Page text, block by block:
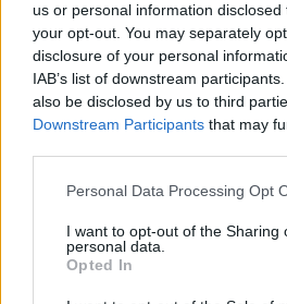
us or personal information
your opt-out. You may separately
disclosure of your personal
IAB’s list of downstream
also be disclosed by us to third
Downstream Participants that may
Please note that this website/app
not limited to your visit or usage
grant or deny consent to Google
use your data for below specified
consent section.
Personal Data Processing Opt
I want to opt-out of the Sharing
personal data.
Opted In
Cómo los vehículos
en España
Los coches chinos están dominando